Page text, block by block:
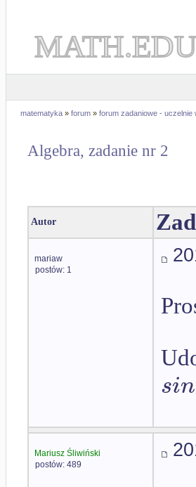
matematyka » forum » forum zadaniowe -
Algebra, zadanie nr 2
Autor
mariaw
postów: 1
sin
Mariusz Śliwiński
postów: 489